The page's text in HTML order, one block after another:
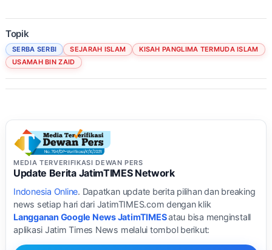
Topik
SERBA SERBI SEJARAH ISLAM
KISAH PANGLIMA TERMUDA ISLAM
USAMAH BIN ZAID
MEDIA TERVERIFIKASI DEWAN PERS
Update Berita JatimTIMES Network
Indonesia Online. Dapatkan update berita pilihan dan breaking
news setiap hari dari JatimTIMES.com dengan klik
Langganan Google News JatimTIMESatau bisa menginstall
aplikasi Jatim Times News melalui tombol berikut: